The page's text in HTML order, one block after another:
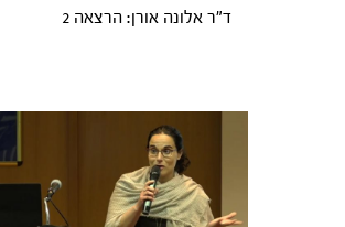
ד"ר אלונה אורן: הרצאה 2